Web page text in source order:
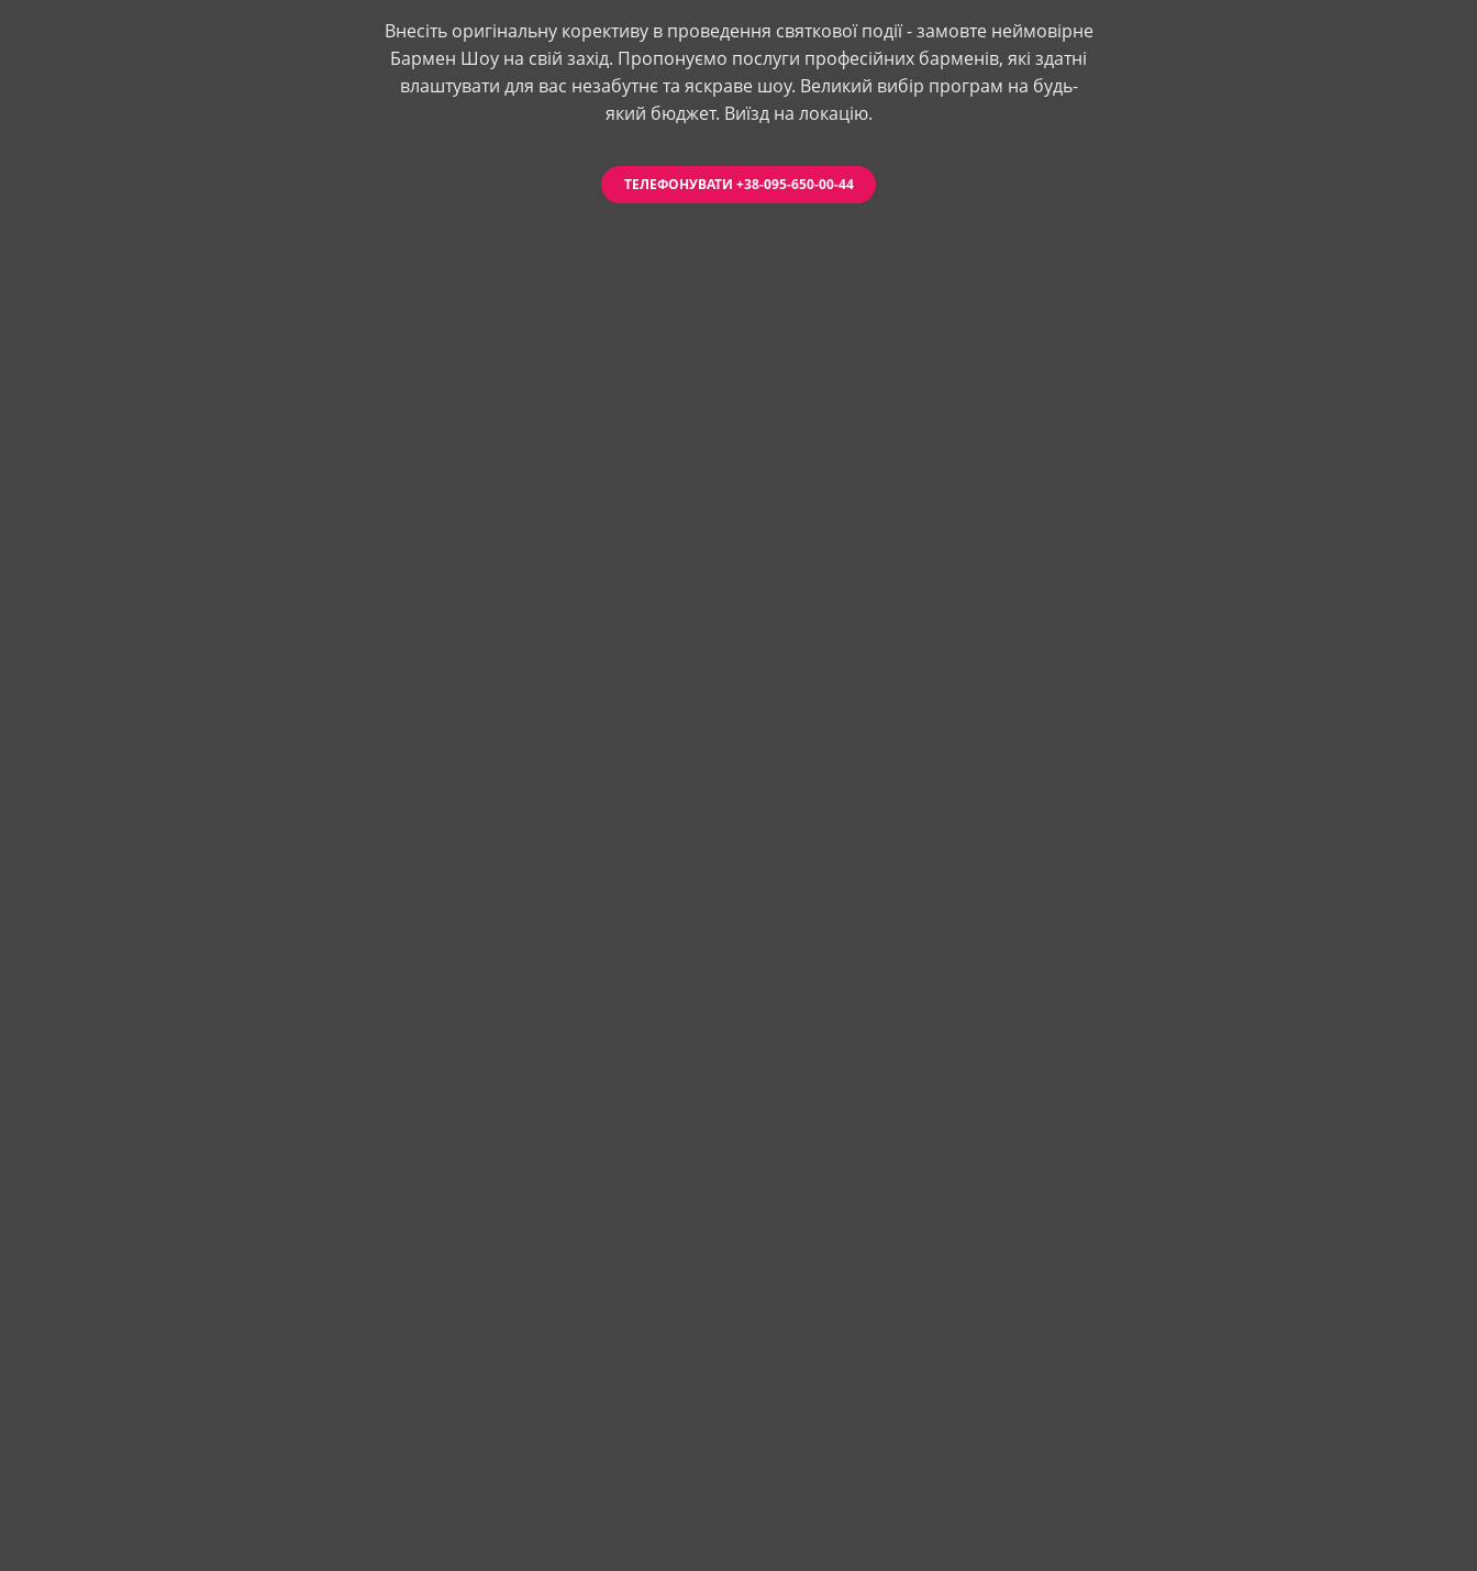
Внесіть оригінальну корективу в проведення святкової події - замовте неймовірне
Бармен Шоу на свій захід. Пропонуємо послуги професійних барменів, які здатні
влаштувати для вас незабутнє та яскраве шоу. Великий вибір програм на будь-
який бюджет. Виїзд на локацію.
ТЕЛЕФОНУВАТИ +38-095-650-00-44